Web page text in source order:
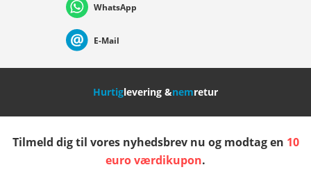
Nederland Italia (Italiano) Italien (Deutsch)
Slovenija
WhatsApp
E-Mail
Hurtiglevering &nemretur
Tilmeld dig til vores nyhedsbrev nu og modtag en 10
euro værdikupon.